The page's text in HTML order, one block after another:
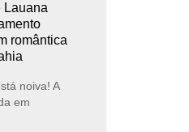
Lauana
romântica
noiva! A
em